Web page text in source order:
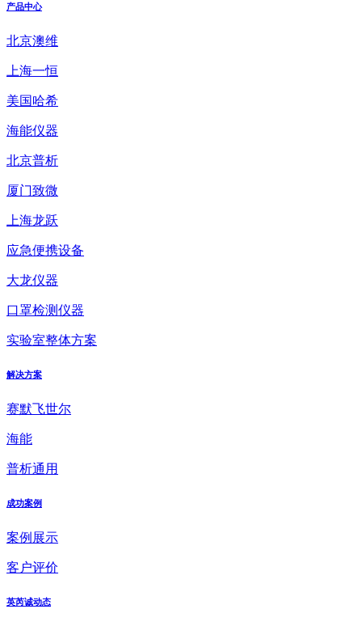
产品中心
北京澳维
上海一恒
美国哈希
海能仪器
北京普析
厦门致微
上海龙跃
应急便携设备
大龙仪器
口罩检测仪器
实验室整体方案
解决方案
赛默飞世尔
海能
普析通用
成功案例
案例展示
客户评价
英芮诚动态